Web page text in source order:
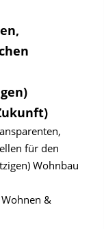
für den
Wohnbau
&